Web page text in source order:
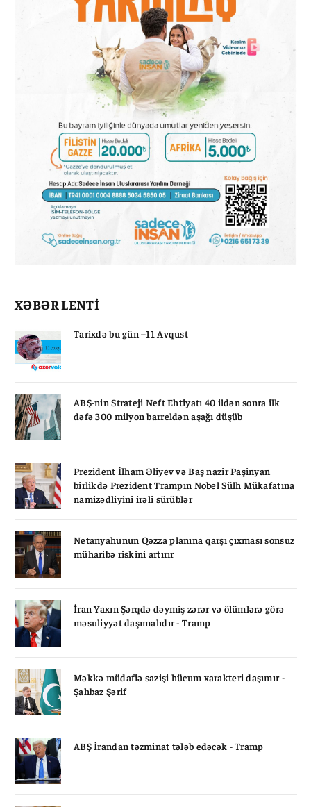
XƏBƏR LENTİ
Tarixdə bu gün –11 Avqust
ABŞ-nin Strateji Neft Ehtiyatı 40 ildən sonra ilk
dəfə 300 milyon barreldən aşağı düşüb
Prezident İlham Əliyev və Baş nazir Paşinyan
birlikdə Prezident Trampın Nobel Sülh Mükafatına
namizədliyini irəli sürüblər
Netanyahunun Qəzza planına qarşı çıxması sonsuz
müharibə riskini artırır
İran Yaxın Şərqdə dəymiş zərər və ölümlərə görə
məsuliyyət daşımalıdır - Tramp
Məkkə müdafiə sazişi hücum xarakteri daşımır -
Şahbaz Şərif
ABŞ İrandan təzminat tələb edəcək - Tramp